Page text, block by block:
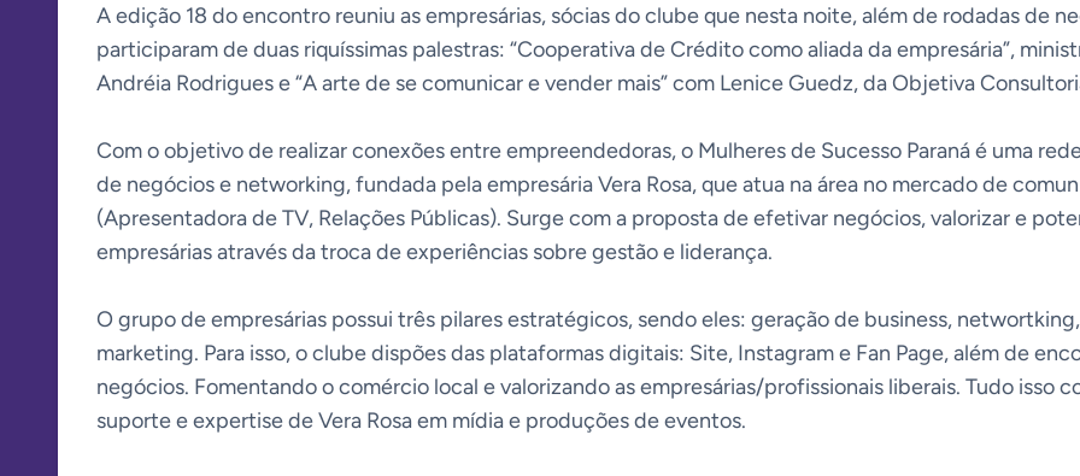
A edição 18 do encontro reuniu as empresárias, sócias do clube que nesta noite, além de rodadas de
participaram de duas riquíssimas palestras: “Cooperativa de Crédito como aliada da empresária”,
Andréia Rodrigues e “A arte de se comunicar e vender mais” com Lenice Guedz, da Objetiva
Com o objetivo de realizar conexões entre empreendedoras, o Mulheres de Sucesso Paraná é uma
de negócios e networking, fundada pela empresária Vera Rosa, que atua na área no mercado de
(Apresentadora de TV, Relações Públicas). Surge com a proposta de efetivar negócios, valorizar e
empresárias através da troca de experiências sobre gestão e liderança.
O grupo de empresárias possui três pilares estratégicos, sendo eles: geração de business, networtking,
marketing. Para isso, o clube dispões das plataformas digitais: Site, Instagram e Fan Page, além de
negócios. Fomentando o comércio local e valorizando as empresárias/profissionais liberais. Tudo isso
suporte e expertise de Vera Rosa em mídia e produções de eventos.